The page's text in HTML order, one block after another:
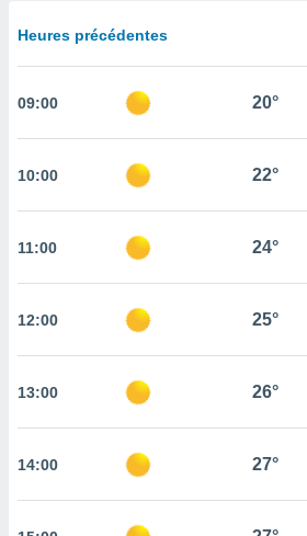
des
par le
de
des
sur
et
ET
Heures précédentes
09:00 20°
10:00 22°
11:00 24°
12:00 25°
13:00 26°
14:00 27°